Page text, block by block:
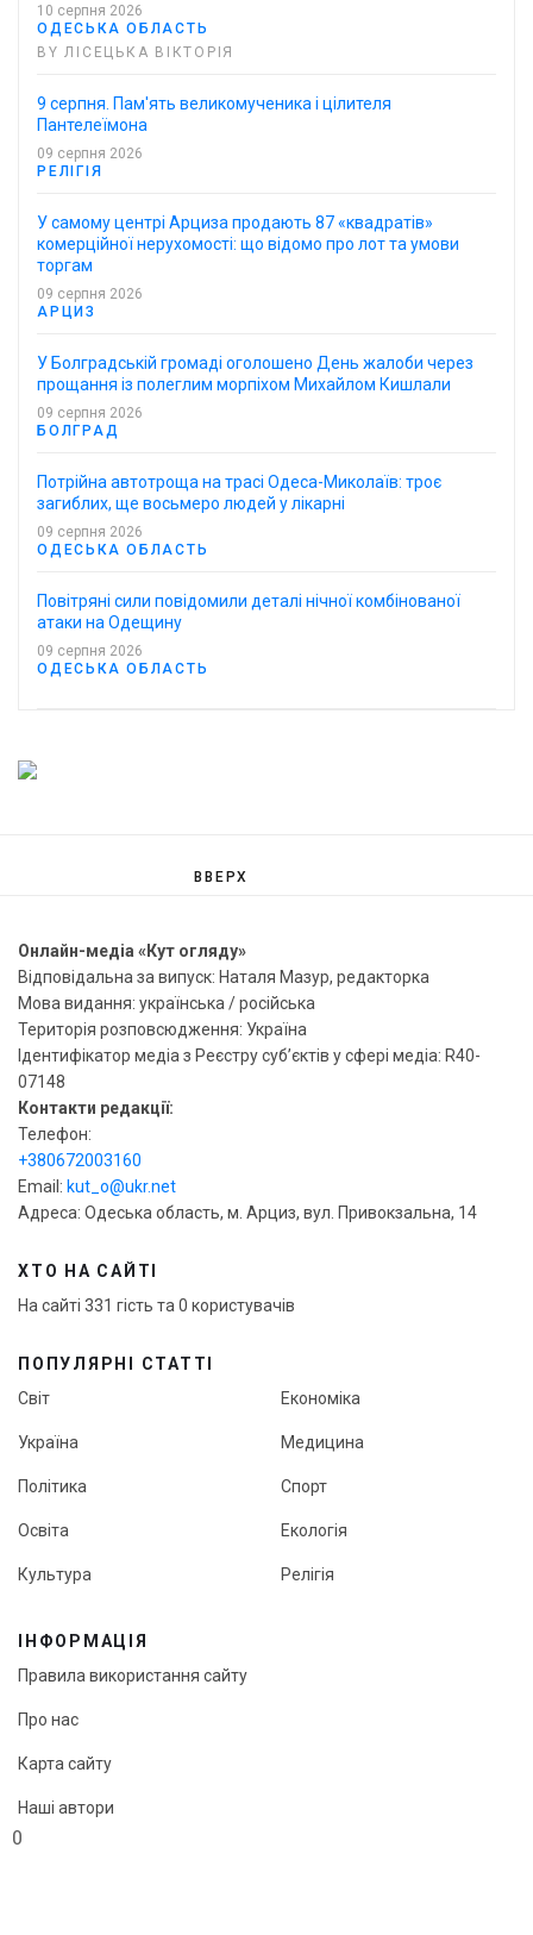
0
10 серпня 2026
ОДЕСЬКА ОБЛАСТЬ
BY ЛІСЕЦЬКА ВІКТОРІЯ
9 серпня. Пам'ять великомученика і цілителя
Пантелеїмона
09 серпня 2026
РЕЛІГІЯ
У самому центрі Арциза продають 87 «квадратів»
комерційної нерухомості: що відомо про лот та умови
торгам
09 серпня 2026
АРЦИЗ
У Болградській громаді оголошено День жалоби через
прощання із полеглим морпіхом Михайлом Кишлали
09 серпня 2026
БОЛГРАД
Потрійна автотроща на трасі Одеса-Миколаїв: троє
загиблих, ще восьмеро людей у лікарні
09 серпня 2026
ОДЕСЬКА ОБЛАСТЬ
Повітряні сили повідомили деталі нічної комбінованої
атаки на Одещину
09 серпня 2026
ОДЕСЬКА ОБЛАСТЬ
ВВЕРХ
Онлайн-медіа «Кут огляду»
Відповідальна за випуск: Наталя Мазур, редакторка
Мова видання: українська / російська
Територія розповсюдження: Україна
Ідентифікатор медіа з Реєстру суб’єктів у сфері медіа: R40-
07148
Контакти редакції:
Телефон:
+380672003160
Email: kut_o@ukr.net
Адреса: Одеська область, м. Арциз, вул. Привокзальна, 14
ХТО НА САЙТІ
На сайті 331 гість та 0 користувачів
ПОПУЛЯРНІ СТАТТІ
Світ
Україна
Політика
Освіта
Культура
Економіка
Медицина
Спорт
Екологія
Релігія
ІНФОРМАЦІЯ
Правила використання сайту
Про нас
Карта сайту
Наші автори